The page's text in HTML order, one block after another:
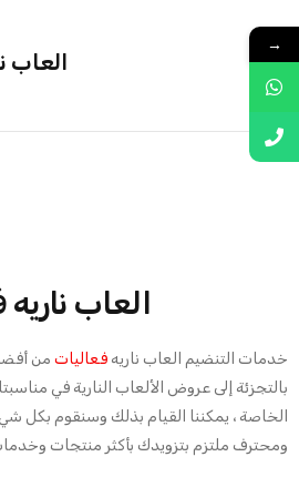
العاب
العاب
خدمات التنضيم العاب ناريه فعاليات من أفضل
بالتجزئة إلى عروض الألعاب النارية في
الخاصة ، يمكننا القيام بذلك وسنقوم بكل
ومحترف ملتزم بتزويدك بأكثر منتجات
→